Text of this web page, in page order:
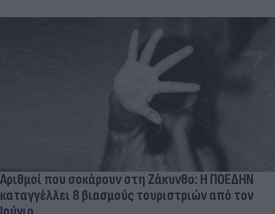
Αριθμοί που σοκάρουν στη Ζάκυνθο: Η ΠΟΕΔΗΝ
καταγγέλλει 8 βιασμούς τουριστριών από τον